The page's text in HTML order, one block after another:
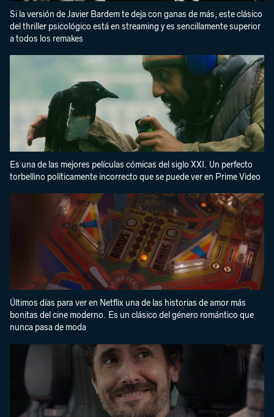
Si la versión de Javier Bardem te deja con ganas de más, este clásico
del thriller psicológico está en streaming y es sencillamente superior
a todos los remakes
Es una de las mejores películas cómicas del siglo XXI. Un perfecto
torbellino políticamente incorrecto que se puede ver en Prime Video
Últimos días para ver en Netflix una de las historias de amor más
bonitas del cine moderno. Es un clásico del género romántico que
nunca pasa de moda